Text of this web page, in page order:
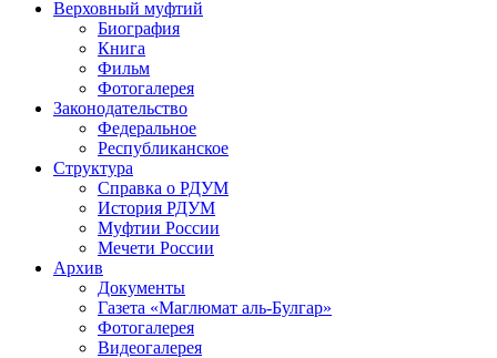
Верховный муфтий
Биография
Книга
Фильм
Фотогалерея
Законодательство
Федеральное
Республиканское
Структура
Справка о РДУМ
История РДУМ
Муфтии России
Мечети России
Архив
Документы
Газета «Маглюмат аль-Булгар»
Фотогалерея
Видеогалерея